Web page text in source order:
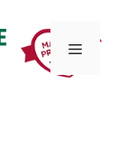
Menu